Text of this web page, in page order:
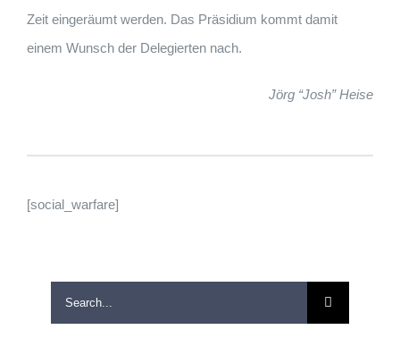
Zeit eingeräumt werden. Das Präsidium kommt damit
einem Wunsch der Delegierten nach.
Jörg “Josh” Heise
[social_warfare]
Search
for: